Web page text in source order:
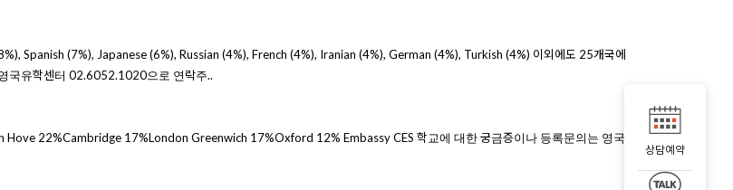
상담예약
Spanish (7%), Japanese (6%), Russian (4%), French (4%), Iranian (4%), German (4%), Turkish (4%) 이외에도 25개국에
국유학센터 02.6052.1020으로 연락주..
Hove 22%Cambridge 17%London Greenwich 17%Oxford 12% Embassy CES 학교에 대한 궁금증이나 등록문의는 영국